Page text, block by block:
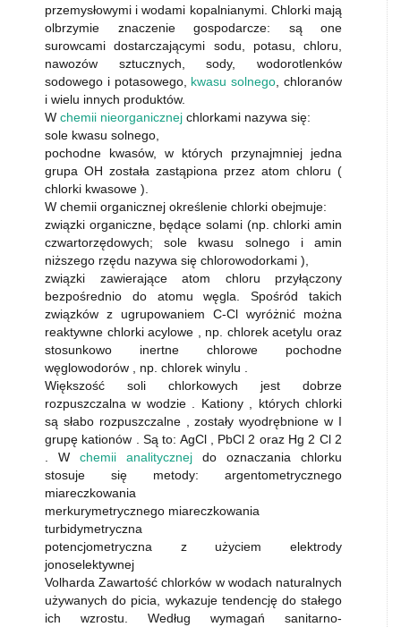
przemysłowymi i wodami kopalnianymi. Chlorki mają
olbrzymie znaczenie gospodarcze: są one
surowcami dostarczającymi sodu, potasu, chloru,
nawozów sztucznych, sody, wodorotlenków
sodowego i potasowego, kwasu solnego , chloranów
i wielu innych produktów.
W chemii nieorganicznej chlorkami nazywa się:
sole kwasu solnego,
pochodne kwasów, w których przynajmniej jedna
grupa OH została zastąpiona przez atom chloru (
chlorki kwasowe ).
W chemii organicznej określenie chlorki obejmuje:
związki organiczne, będące solami (np. chlorki amin
czwartorzędowych; sole kwasu solnego i amin
niższego rzędu nazywa się chlorowodorkami ),
związki zawierające atom chloru przyłączony
bezpośrednio do atomu węgla. Spośród takich
związków z ugrupowaniem C-Cl wyróżnić można
reaktywne chlorki acylowe , np. chlorek acetylu oraz
stosunkowo inertne chlorowe pochodne
węglowodorów , np. chlorek winylu .
Większość soli chlorkowych jest dobrze
rozpuszczalna w wodzie . Kationy , których chlorki
są słabo rozpuszczalne , zostały wyodrębnione w I
grupę kationów . Są to: AgCl , PbCl 2 oraz Hg 2 Cl 2
. W chemii analitycznej do oznaczania chlorku
stosuje się metody: argentometrycznego
miareczkowania
merkurymetrycznego miareczkowania
turbidymetryczna
potencjometryczna z użyciem elektrody
jonoselektywnej
Volharda Zawartość chlorków w wodach naturalnych
używanych do picia, wykazuje tendencję do stałego
ich wzrostu. Według wymagań sanitarno-